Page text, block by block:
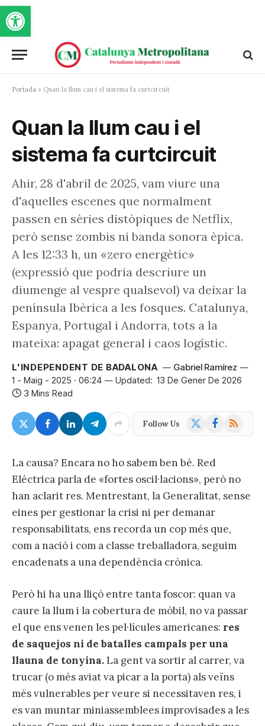
Obre la barra d'eines
Portada » Quan la llum cau i el sistema fa curtcircuit
Quan la llum cau i el
sistema fa curtcircuit
Ahir, 28 d'abril de 2025, vam viure una
d'aquelles escenes que normalment
passen en sèries distòpiques de Netflix,
però sense zombis ni banda sonora èpica.
A les 12:33 h, un «zero energètic»
(expressió que podria descriure un
diumenge al vespre qualsevol) va deixar la
península Ibèrica a les fosques. Catalunya,
Espanya, Portugal i Andorra, tots a la
mateixa: apagat general i caos logístic.
L'INDEPENDENT DE BADALONA
Gabriel Ramírez
1 - Maig - 2025 · 06:24
Updated: 13 De Gener De 2026
3 Mins Read
Follow Us Facebook
RSS
La causa? Encara no ho sabem ben bé. Red
Eléctrica parla de «fortes oscil·lacions», però no
han aclarit res. Mentrestant, la Generalitat, sense
eines per gestionar la crisi ni per demanar
responsabilitats, ens recorda un cop més que,
com a nació i com a classe treballadora, seguim
encadenats a una dependència crònica.
Però hi ha una lliçó entre tanta foscor: quan va
caure la llum i la cobertura de mòbil, no va passar
el que ens venen les pel·lícules americanes: res
de saquejos ni de batalles campals per una
llauna de tonyina.La gent va sortir al carrer, va
trucar (o més aviat va picar a la porta) als veïns
més vulnerables per veure si necessitaven res, i
es van muntar miniassemblees improvisades a les